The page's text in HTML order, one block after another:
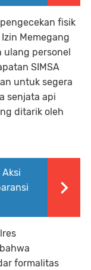
fisik
Memegang
ulang personel
SIMSA
untuk segera
senjata api
ditarik oleh
formalitas